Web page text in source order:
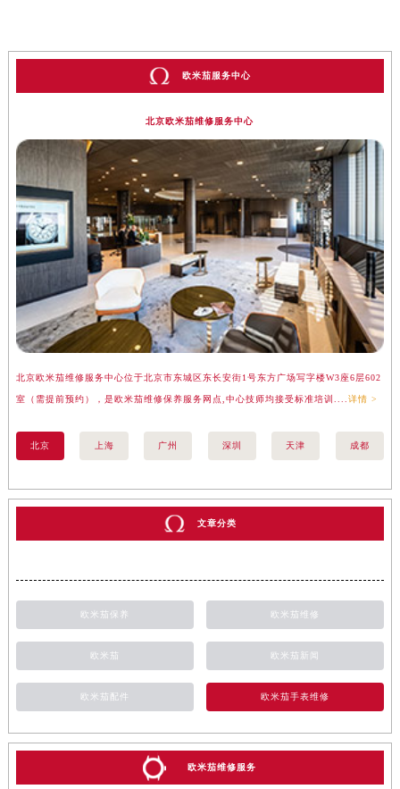
欧米茄服务中心
北京欧米茄维修服务中心
北京欧米茄维修服务中心位于北京市东城区东长安街1号东方广场写字楼W3座6层602
室（需提前预约），是欧米茄维修保养服务网点,中心技师均接受标准培训.... 详情 >
北京 上海 广州 深圳 天津 成都
文章分类
欧米茄保养 欧米茄维修
欧米茄 欧米茄新闻
欧米茄配件 欧米茄手表维修
欧米茄维修服务